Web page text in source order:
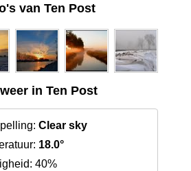
van Ten Post
in Ten Post
Clear sky
18.0°
40%